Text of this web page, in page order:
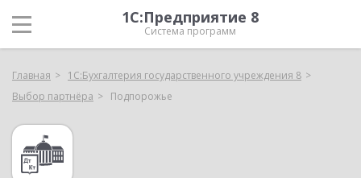
1С:Предприятие 8
Система программ
Главная
1С:Бухгалтерия государственного учреждения 8
Выбор партнёра
Подпорожье